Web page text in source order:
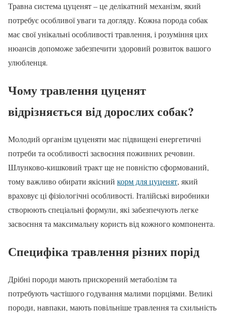
Травна система цуценят – це делікатний механізм, який
потребує особливої уваги та догляду. Кожна порода собак
має свої унікальні особливості травлення, і розуміння цих
нюансів допоможе забезпечити здоровий розвиток вашого
улюбленця.
Чому травлення цуценят
відрізняється від дорослих собак?
Молодий організм цуценяти має підвищені енергетичні
потреби та особливості засвоєння поживних речовин.
Шлунково-кишковий тракт ще не повністю сформований,
тому важливо обирати якісний корм для цуценят, який
враховує ці фізіологічні особливості. Італійські виробники
створюють спеціальні формули, які забезпечують легке
засвоєння та максимальну користь від кожного компонента.
Специфіка травлення різних порід
Дрібні породи мають прискорений метаболізм та
потребують частішого годування малими порціями. Великі
породи, навпаки, мають повільніше травлення та схильність